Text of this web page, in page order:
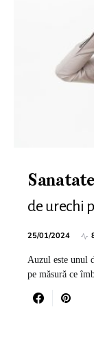
Sanatate
de urechi
25/01/2024
Auzul este unul
pe măsură ce